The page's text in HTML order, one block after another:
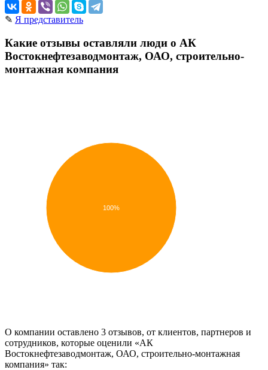
✎ Я представитель
Какие отзывы оставляли люди о АК
Востокнефтезаводмонтаж, ОАО, строительно-
монтажная компания
100%
О компании оставлено 3 отзывов, от клиентов, партнеров и
сотрудников, которые оценили «АК
Востокнефтезаводмонтаж, ОАО, строительно-монтажная
компания» так: